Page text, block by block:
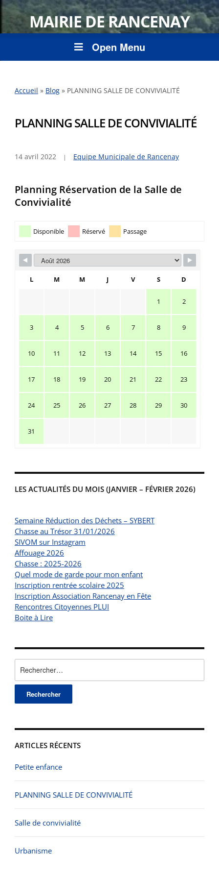
MAIRIE DE RANCENAY
Open Menu
Accueil » Blog » PLANNING SALLE DE CONVIVIALITÉ
PLANNING SALLE DE CONVIVIALITÉ
14 avril 2022 Equipe Municipale de Rancenay
Planning Réservation de la Salle de
Convivialité
Disponible Réservé Passage
L M M J V S D
1 2
3 4 5 6 7 8 9
10 11 12 13 14 15 16
17 18 19 20 21 22 23
24 25 26 27 28 29 30
31
LES ACTUALITÉS DU MOIS (JANVIER – FÉVRIER 2026)
Semaine Réduction des Déchets – SYBERT
Chasse au Trésor 31/01/2026
SIVOM sur Instagram
Affouage 2026
Chasse : 2025-2026
Quel mode de garde pour mon enfant
Inscription rentrée scolaire 2025
Inscription Association Rancenay en Fête
Rencontres Citoyennes PLUI
Boite à Lire
ARTICLES RÉCENTS
Petite enfance
PLANNING SALLE DE CONVIVIALITÉ
Salle de convivialité
Urbanisme